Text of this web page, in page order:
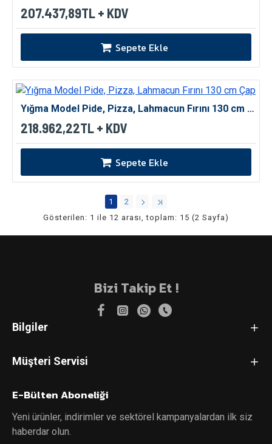
207.437,89TL + KDV
Sepete Ekle
Yığma Model Pide, Pizza, Lahmacun Fırını 130 cm Çap
218.962,22TL + KDV
Sepete Ekle
1
2
Gösterilen: 1 ile 12 arası, toplam: 15 (2 Sayfa)
Bizi Takip Et !
Bilgiler
Müşteri Servisi
E-Bülten Aboneliği
Yeni ürünler, indirimler ve sektörel kampanyalardan ilk siz
haberdar olun.